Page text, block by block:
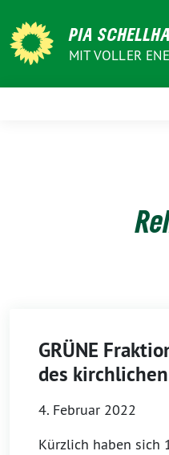
zum
Inhalt
PIA
MIT VOLLER
GRÜNE
des
4. Februar 2022
Kürzlich haben sich